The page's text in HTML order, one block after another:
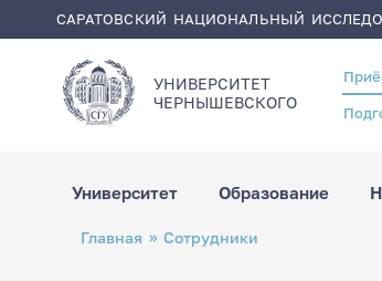
САРАТОВСКИЙ НАЦИОНАЛЬНЫЙ
УНИВЕРСИТЕТ
ЧЕРНЫШЕВСКОГO
Header
menu
Университет Образование
Строка
навигации
Главная Сотрудники